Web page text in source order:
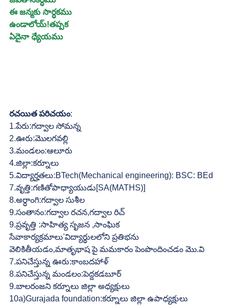
ఈ జన్మకు సార్ధకము
ఉండాలోయ్!తప్పక
ఏదైనా ధ్యేయము
రచయిత పరిచయం:
1.పేరు:గద్వాల సోమన్న
2.ఊరు:మొలగవల్లి
3.మండలం:ఆలూరు
4.జిల్లా:కర్నూలు
5.విద్యార్హతలు:BTech(Mechanical engineering): BSC: BEd
7.వృత్తి:గణితోపాధ్యాయుడు[SA(MATHS)]
8.అర్ధాంగి:గద్వాల సుశీల
9.సంతానం:గద్వాల రచన,గద్వాల రిచ్
9.ప్రవృత్తి :సాహిత్య సృజన ,సాంఘిక
సేవాకార్యక్రమాలు'విద్యార్థులలోని ప్రతిభను
వెలికితీయడం,మాతృభాష పై మమకారం పెంపొందించడం మొ.వి
7.పనిచేస్తున్న ఊరు:కాంబదహాళ్
8.పనిచేస్తున్న మండలం:పెద్దకడబూర్
9.బాలరంజని కర్నూలు జిల్లా అధ్యక్షులు
10a)Gurajada foundation:కర్నూలు జిల్లా ఉపాధ్యక్షులు